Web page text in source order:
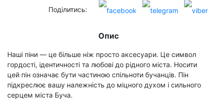
Поділитись:
Опис
Наші піни — це більше ніж просто аксесуари. Це символ
гордості, ідентичності та любові до рідного міста. Носити
цей пін означає бути частиною спільноти бучанців. Пін
підкреслює вашу належність до міцного духом і сильного
серцем міста Буча.